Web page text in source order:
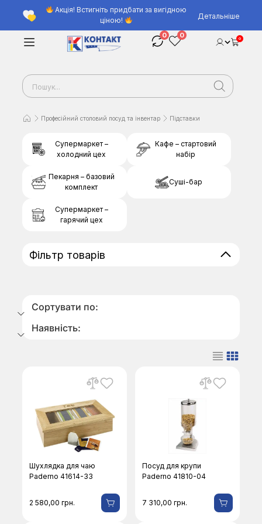
Акція! Встигніть придбати за вигідною
ціною!
Детальніше
0 0 0
Професійний столовий посуд та інвентар Підставки
Фільтр товарів
Супермаркет –
холодний цех
Кафе – стартовий
набір
Пекарня – базовий
комплект
Суші-бар
Супермаркет –
гарячий цех
Сортувати по:
Наявність:
Шухлядка для чаю
Paderno 41614-33
2 580,00грн.
Посуд для крупи
Paderno 41810-04
7 310,00грн.